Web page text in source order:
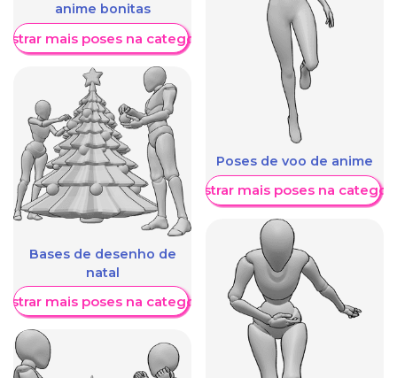
anime bonitas
mais poses na categoria
Bases de desenho de
natal
mais poses na categoria
Poses de voo de anime
Mostrar mais poses na